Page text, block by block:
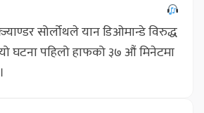
सोर्लोथले यान डिओमान्डे विरुद्ध
घटना पहिलो हाफको ३७ औं मिनेटमा